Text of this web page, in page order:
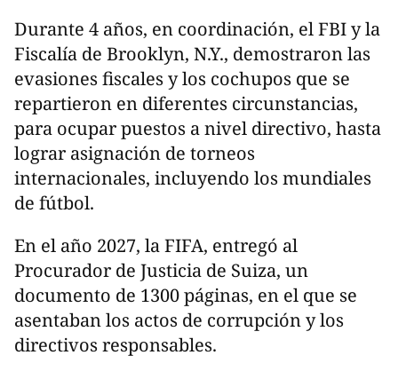
Durante 4 años, en coordinación, el FBI y la
Fiscalía de Brooklyn, N.Y., demostraron las
evasiones fiscales y los cochupos que se
repartieron en diferentes circunstancias,
para ocupar puestos a nivel directivo, hasta
lograr asignación de torneos
internacionales, incluyendo los mundiales
de fútbol.
En el año 2027, la FIFA, entregó al
Procurador de Justicia de Suiza, un
documento de 1300 páginas, en el que se
asentaban los actos de corrupción y los
directivos responsables.